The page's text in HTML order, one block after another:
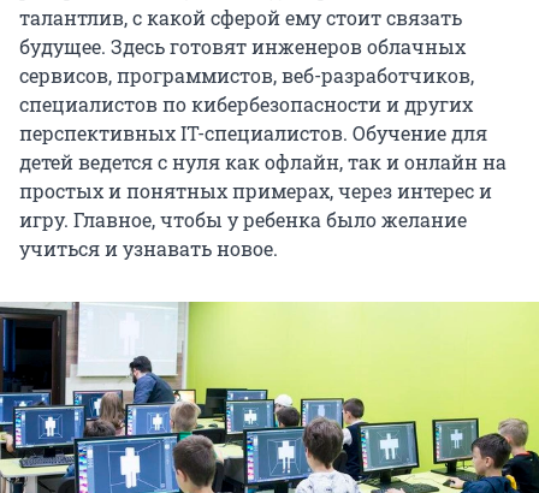
талантлив, с какой сферой ему стоит связать
будущее. Здесь готовят инженеров облачных
сервисов, программистов, веб-разработчиков,
специалистов по кибербезопасности и других
перспективных IT-специалистов. Обучение для
детей ведется с нуля как офлайн, так и онлайн на
простых и понятных примерах, через интерес и
игру. Главное, чтобы у ребенка было желание
учиться и узнавать новое.